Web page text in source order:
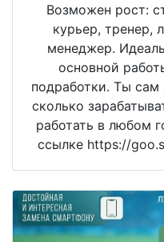
Возможен рост:
курьер, тренер,
менеджер.
основной
подработки. Ты
сколько
работать в любом
ссылке https://